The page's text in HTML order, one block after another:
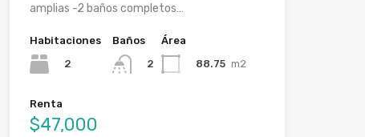
amplias -2 baños completos…
Habitaciones
2
Baños
2
Área
88.75 m2
Renta
$47,000